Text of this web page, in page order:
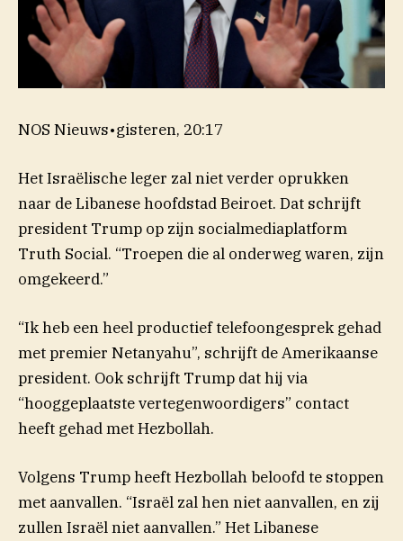
NOS Nieuws•gisteren, 20:17
Het Israëlische leger zal niet verder oprukken
naar de Libanese hoofdstad Beiroet. Dat schrijft
president Trump op zijn socialmediaplatform
Truth Social(opent in nieuw venster)
. “Troepen die al onderweg waren, zijn
omgekeerd.”
“Ik heb een heel productief telefoongesprek gehad
met premier Netanyahu”, schrijft de Amerikaanse
president. Ook schrijft Trump dat hij via
“hooggeplaatste vertegenwoordigers” contact
heeft gehad met Hezbollah.
Volgens Trump heeft Hezbollah beloofd te stoppen
met aanvallen. “Israël zal hen niet aanvallen, en zij
zullen Israël niet aanvallen.” Het Libanese